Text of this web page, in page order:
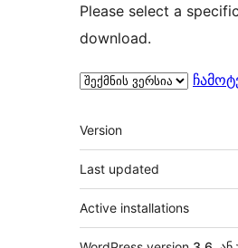
Please select a
download.
მეტა
Version
Last updated
Active installations